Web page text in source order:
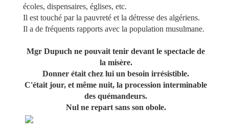
écoles, dispensaires, églises, etc.
Il est touché par la pauvreté et la détresse des algériens.
Il a de fréquents rapports avec la population musulmane.
Mgr Dupuch ne pouvait tenir devant le spectacle de
la misère.
Donner était chez lui un besoin irrésistible.
C'était jour, et même nuit, la procession interminable
des quémandeurs.
Nul ne repart sans son obole.